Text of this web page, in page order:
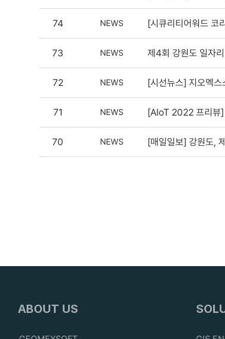
74 NEWS [시큐리티어워드 코
73 NEWS 제4회 강원도 일자
72 NEWS [시선뉴스] 지오멕
71 NEWS [AIoT 2022 프리뷰]
70 NEWS [매일일보] 강원도,
ABOUT US